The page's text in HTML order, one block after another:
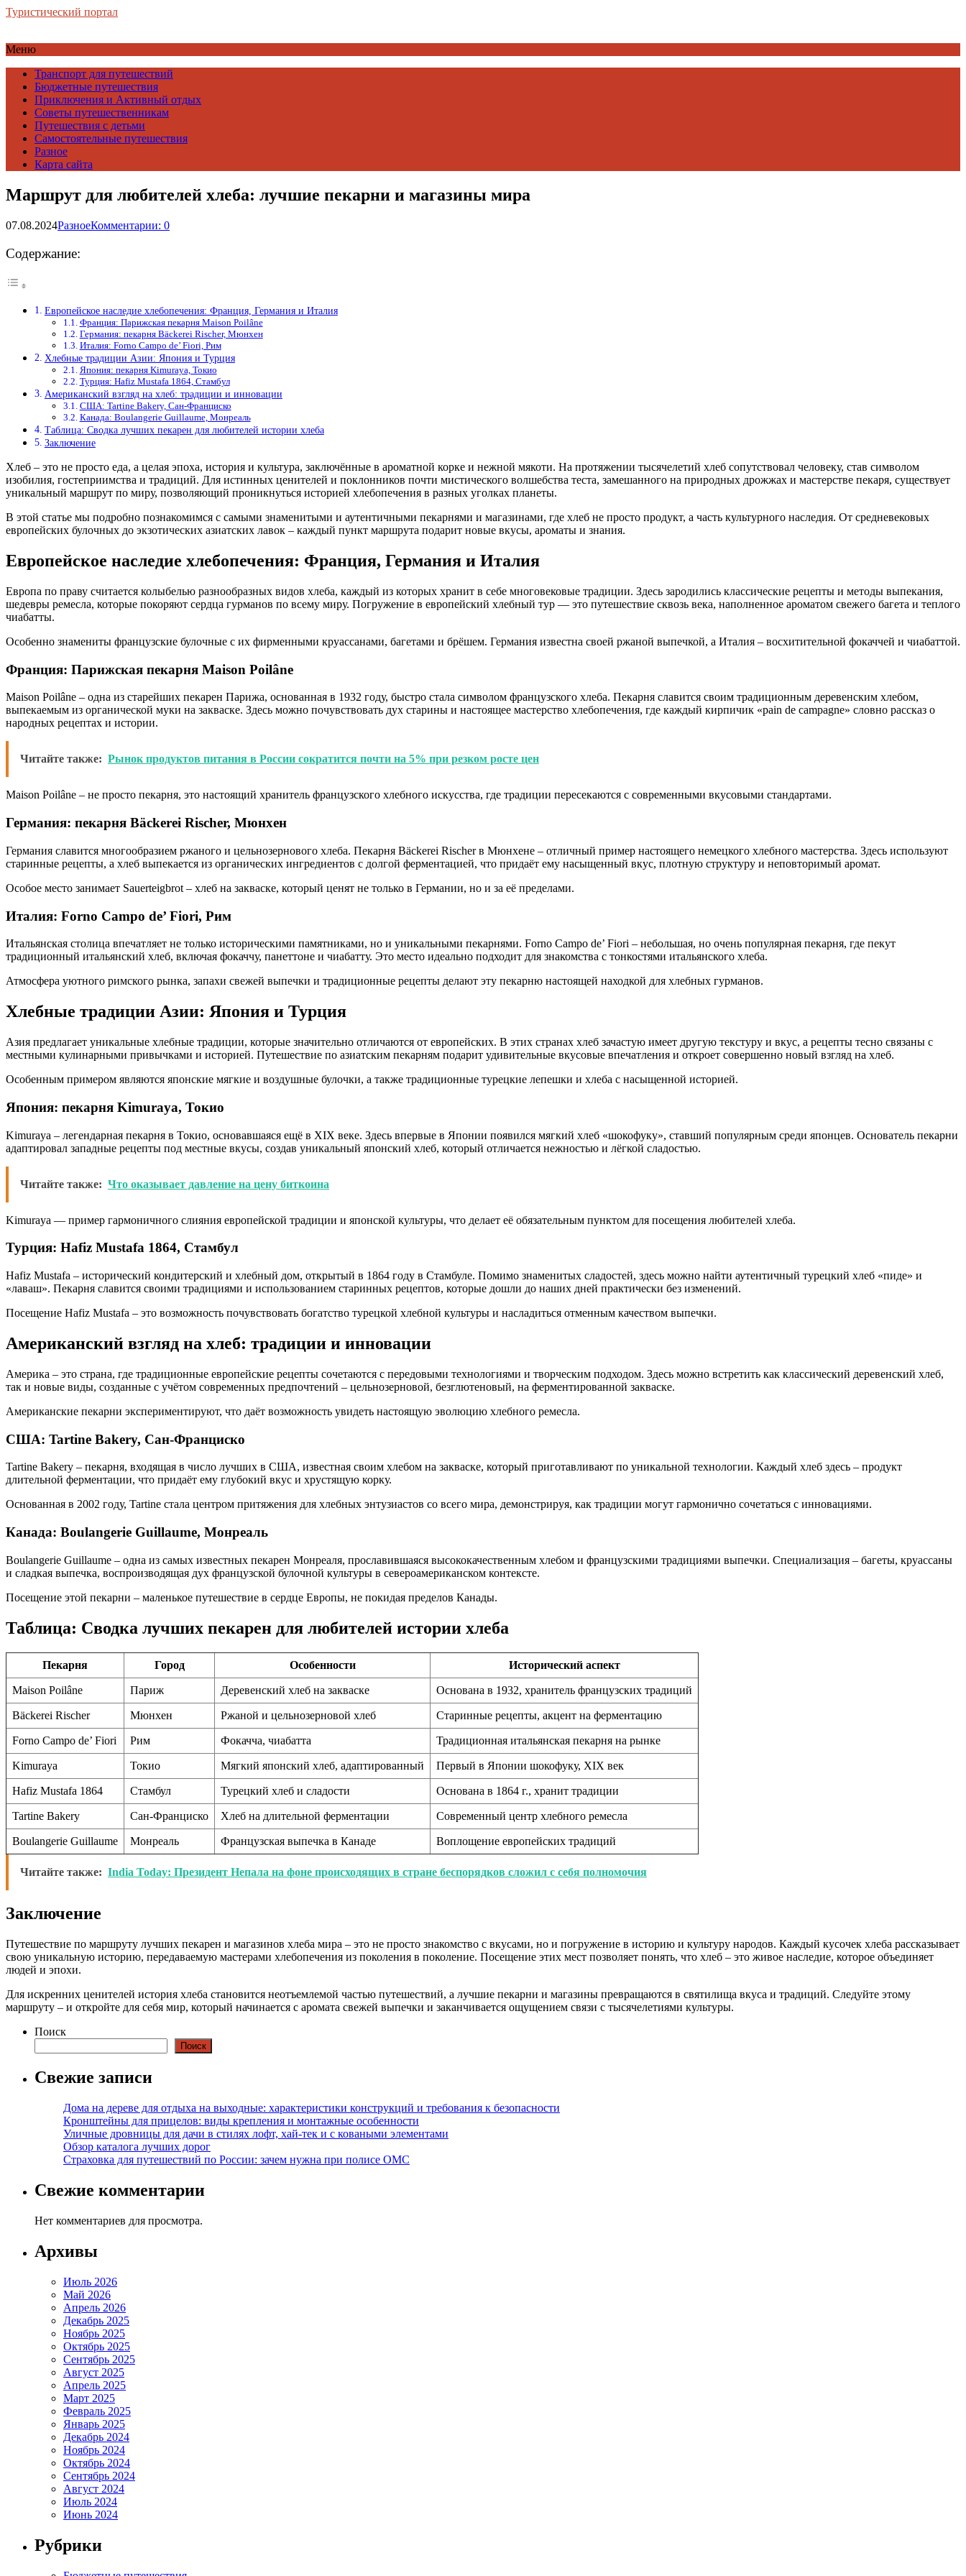
Туристический портал
Меню
Транспорт для путешествий
Бюджетные путешествия
Приключения и Активный отдых
Советы путешественникам
Путешествия с детьми
Самостоятельные путешествия
Разное
Карта сайта
Маршрут для любителей хлеба: лучшие пекарни и магазины мира
07.08.2024РазноеКомментарии: 0
Содержание:
Европейское наследие хлебопечения: Франция, Германия и Италия
Франция: Парижская пекарня Maison Poilâne
Германия: пекарня Bäckerei Rischer, Мюнхен
Италия: Forno Campo de’ Fiori, Рим
Хлебные традиции Азии: Япония и Турция
Япония: пекарня Kimuraya, Токио
Турция: Hafiz Mustafa 1864, Стамбул
Американский взгляд на хлеб: традиции и инновации
США: Tartine Bakery, Сан-Франциско
Канада: Boulangerie Guillaume, Монреаль
Таблица: Сводка лучших пекарен для любителей истории хлеба
Заключение
Хлеб – это не просто еда, а целая эпоха, история и культура, заключённые в ароматной корке и нежной мякоти. На протяжении тысячелетий хлеб сопутствовал человеку, став символом
изобилия, гостеприимства и традиций. Для истинных ценителей и поклонников почти мистического волшебства теста, замешанного на природных дрожжах и мастерстве пекаря, существует
уникальный маршрут по миру, позволяющий проникнуться историей хлебопечения в разных уголках планеты.
В этой статье мы подробно познакомимся с самыми знаменитыми и аутентичными пекарнями и магазинами, где хлеб не просто продукт, а часть культурного наследия. От средневековых
европейских булочных до экзотических азиатских лавок – каждый пункт маршрута подарит новые вкусы, ароматы и знания.
Европейское наследие хлебопечения: Франция, Германия и Италия
Европа по праву считается колыбелью разнообразных видов хлеба, каждый из которых хранит в себе многовековые традиции. Здесь зародились классические рецепты и методы выпекания,
шедевры ремесла, которые покоряют сердца гурманов по всему миру. Погружение в европейский хлебный тур — это путешествие сквозь века, наполненное ароматом свежего багета и теплого
чиабатты.
Особенно знамениты французские булочные с их фирменными круассанами, багетами и брёшем. Германия известна своей ржаной выпечкой, а Италия – восхитительной фокаччей и чиабаттой.
Франция: Парижская пекарня Maison Poilâne
Maison Poilâne – одна из старейших пекарен Парижа, основанная в 1932 году, быстро стала символом французского хлеба. Пекарня славится своим традиционным деревенским хлебом,
выпекаемым из органической муки на закваске. Здесь можно почувствовать дух старины и настоящее мастерство хлебопечения, где каждый кирпичик «pain de campagne» словно рассказ о
народных рецептах и истории.
Читайте также: Рынок продуктов питания в России сократится почти на 5% при резком росте цен
Maison Poilâne – не просто пекарня, это настоящий хранитель французского хлебного искусства, где традиции пересекаются с современными вкусовыми стандартами.
Германия: пекарня Bäckerei Rischer, Мюнхен
Германия славится многообразием ржаного и цельнозернового хлеба. Пекарня Bäckerei Rischer в Мюнхене – отличный пример настоящего немецкого хлебного мастерства. Здесь используют
старинные рецепты, а хлеб выпекается из органических ингредиентов с долгой ферментацией, что придаёт ему насыщенный вкус, плотную структуру и неповторимый аромат.
Особое место занимает Sauerteigbrot – хлеб на закваске, который ценят не только в Германии, но и за её пределами.
Италия: Forno Campo de’ Fiori, Рим
Итальянская столица впечатляет не только историческими памятниками, но и уникальными пекарнями. Forno Campo de’ Fiori – небольшая, но очень популярная пекарня, где пекут
традиционный итальянский хлеб, включая фокаччу, панеттоне и чиабатту. Это место идеально подходит для знакомства с тонкостями итальянского хлеба.
Атмосфера уютного римского рынка, запахи свежей выпечки и традиционные рецепты делают эту пекарню настоящей находкой для хлебных гурманов.
Хлебные традиции Азии: Япония и Турция
Азия предлагает уникальные хлебные традиции, которые значительно отличаются от европейских. В этих странах хлеб зачастую имеет другую текстуру и вкус, а рецепты тесно связаны с
местными кулинарными привычками и историей. Путешествие по азиатским пекарням подарит удивительные вкусовые впечатления и откроет совершенно новый взгляд на хлеб.
Особенным примером являются японские мягкие и воздушные булочки, а также традиционные турецкие лепешки и хлеба с насыщенной историей.
Япония: пекарня Kimuraya, Токио
Kimuraya – легендарная пекарня в Токио, основавшаяся ещё в XIX веке. Здесь впервые в Японии появился мягкий хлеб «шокофуку», ставший популярным среди японцев. Основатель пекарни
адаптировал западные рецепты под местные вкусы, создав уникальный японский хлеб, который отличается нежностью и лёгкой сладостью.
Читайте также: Что оказывает давление на цену биткоина
Kimuraya — пример гармоничного слияния европейской традиции и японской культуры, что делает её обязательным пунктом для посещения любителей хлеба.
Турция: Hafiz Mustafa 1864, Стамбул
Hafiz Mustafa – исторический кондитерский и хлебный дом, открытый в 1864 году в Стамбуле. Помимо знаменитых сладостей, здесь можно найти аутентичный турецкий хлеб «пиде» и
«лаваш». Пекарня славится своими традициями и использованием старинных рецептов, которые дошли до наших дней практически без изменений.
Посещение Hafiz Mustafa – это возможность почувствовать богатство турецкой хлебной культуры и насладиться отменным качеством выпечки.
Американский взгляд на хлеб: традиции и инновации
Америка – это страна, где традиционные европейские рецепты сочетаются с передовыми технологиями и творческим подходом. Здесь можно встретить как классический деревенский хлеб,
так и новые виды, созданные с учётом современных предпочтений – цельнозерновой, безглютеновый, на ферментированной закваске.
Американские пекарни экспериментируют, что даёт возможность увидеть настоящую эволюцию хлебного ремесла.
США: Tartine Bakery, Сан-Франциско
Tartine Bakery – пекарня, входящая в число лучших в США, известная своим хлебом на закваске, который приготавливают по уникальной технологии. Каждый хлеб здесь – продукт
длительной ферментации, что придаёт ему глубокий вкус и хрустящую корку.
Основанная в 2002 году, Tartine стала центром притяжения для хлебных энтузиастов со всего мира, демонстрируя, как традиции могут гармонично сочетаться с инновациями.
Канада: Boulangerie Guillaume, Монреаль
Boulangerie Guillaume – одна из самых известных пекарен Монреаля, прославившаяся высококачественным хлебом и французскими традициями выпечки. Специализация – багеты, круассаны
и сладкая выпечка, воспроизводящая дух французской булочной культуры в североамериканском контексте.
Посещение этой пекарни – маленькое путешествие в сердце Европы, не покидая пределов Канады.
Таблица: Сводка лучших пекарен для любителей истории хлеба
Пекарня Город Особенности Исторический аспект
Maison Poilâne Париж Деревенский хлеб на закваске Основана в 1932, хранитель французских традиций
Bäckerei Rischer Мюнхен Ржаной и цельнозерновой хлеб Старинные рецепты, акцент на ферментацию
Forno Campo de’ Fiori Рим Фокачча, чиабатта Традиционная итальянская пекарня на рынке
Kimuraya Токио Мягкий японский хлеб, адаптированный Первый в Японии шокофуку, XIX век
Hafiz Mustafa 1864 Стамбул Турецкий хлеб и сладости Основана в 1864 г., хранит традиции
Tartine Bakery Сан-Франциско Хлеб на длительной ферментации Современный центр хлебного ремесла
Boulangerie Guillaume Монреаль Французская выпечка в Канаде Воплощение европейских традиций
Читайте также: India Today: Президент Непала на фоне происходящих в стране беспорядков сложил с себя полномочия
Заключение
Путешествие по маршруту лучших пекарен и магазинов хлеба мира – это не просто знакомство с вкусами, но и погружение в историю и культуру народов. Каждый кусочек хлеба рассказывает
свою уникальную историю, передаваемую мастерами хлебопечения из поколения в поколение. Посещение этих мест позволяет понять, что хлеб – это живое наследие, которое объединяет
людей и эпохи.
Для искренних ценителей история хлеба становится неотъемлемой частью путешествий, а лучшие пекарни и магазины превращаются в святилища вкуса и традиций. Следуйте этому
маршруту – и откройте для себя мир, который начинается с аромата свежей выпечки и заканчивается ощущением связи с тысячелетиями культуры.
Поиск
Поиск
Свежие записи
Дома на дереве для отдыха на выходные: характеристики конструкций и требования к безопасности
Кронштейны для прицелов: виды крепления и монтажные особенности
Уличные дровницы для дачи в стилях лофт, хай-тек и с коваными элементами
Обзор каталога лучших дорог
Страховка для путешествий по России: зачем нужна при полисе ОМС
Свежие комментарии
Нет комментариев для просмотра.
Архивы
Июль 2026
Май 2026
Апрель 2026
Декабрь 2025
Ноябрь 2025
Октябрь 2025
Сентябрь 2025
Август 2025
Апрель 2025
Март 2025
Февраль 2025
Январь 2025
Декабрь 2024
Ноябрь 2024
Октябрь 2024
Сентябрь 2024
Август 2024
Июль 2024
Июнь 2024
Рубрики